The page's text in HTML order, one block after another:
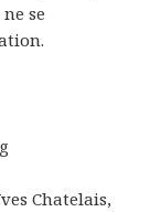
se
Chatelais,